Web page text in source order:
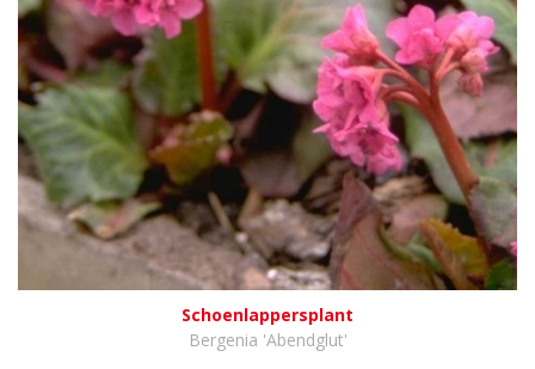
Schoenlappersplant
Bergenia 'Abendglut'